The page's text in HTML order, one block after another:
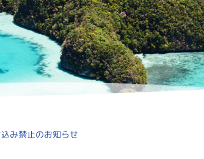
み禁止のお知らせ